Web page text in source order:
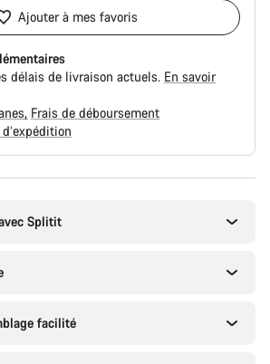
Ajouter à mes favoris
délais de livraison actuels. En savoir
Frais de déboursement
Splitit
facilité